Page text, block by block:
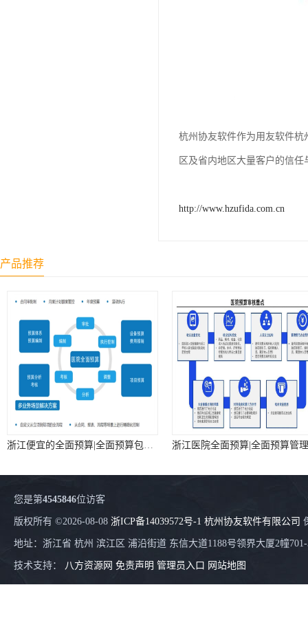
杭州协友软件作为用友软件
区及省内地区大量客户的信任
http://www.hzufida.com.cn
产品推荐
浙江便宜的全面预算|全面预算包括|全面预算解决方案
您是第4545846位访客
版权所有 ©2026-08-08 浙ICP备14039572号-1 杭州协友软件有限公司
地址：浙江省 杭州 滨江区 浦沿街道 东信大道1188号领界大厦2幢
技术支持： 八方资源网 免责声明 管理员入口 网站地图